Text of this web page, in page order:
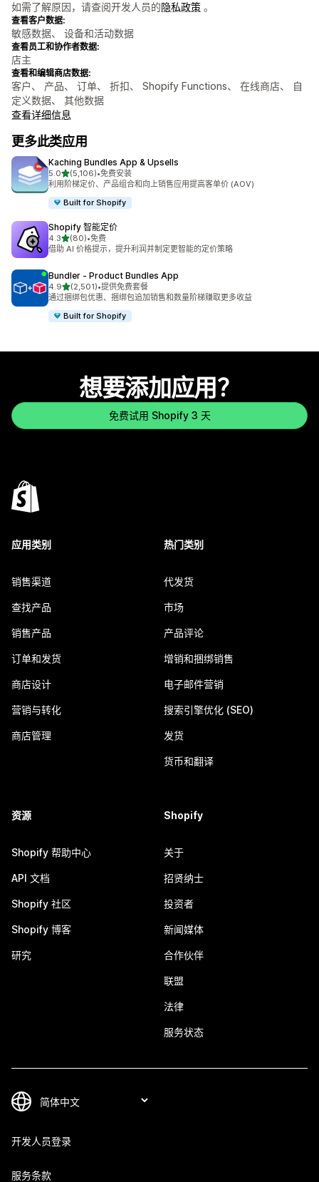
如需了解原因，请查阅开发人员的隐私政策 。
查看客户数据:
敏感数据、 设备和活动数据
查看员工和协作者数据:
店主
查看和编辑商店数据:
客户、 产品、 订单、 折扣、 Shopify Functions、 在线商店、 自
定义数据、 其他数据
查看详细信息
更多此类应用
Kaching Bundles App & Upsells
5.0星（满分 5 星）
(5,106)
总共 5106 条评论
•免费安装
利用阶梯定价、产品组合和向上销售应用提高客单价 (AOV)
Built for Shopify
Shopify 智能定价
4.3星（满分 5 星）
(80)
总共 80 条评论
•免费
借助 AI 价格提示，提升利润并制定更智能的定价策略
Bundler ‑ Product Bundles App
4.9星（满分 5 星）
(2,501)
总共 2501 条评论
•提供免费套餐
通过捆绑包优惠、捆绑包追加销售和数量阶梯赚取更多收益
Built for Shopify
想要添加应用？
免费试用 Shopify 3 天
应用类别
销售渠道
查找产品
销售产品
订单和发货
商店设计
营销与转化
商店管理
热门类别
代发货
市场
产品评论
增销和捆绑销售
电子邮件营销
搜索引擎优化 (SEO)
发货
货币和翻译
资源
Shopify 帮助中心
API 文档
Shopify 社区
Shopify 博客
研究
Shopify
关于
招贤纳士
投资者
新闻媒体
合作伙伴
联盟
法律
服务状态
开发人员登录
服务条款